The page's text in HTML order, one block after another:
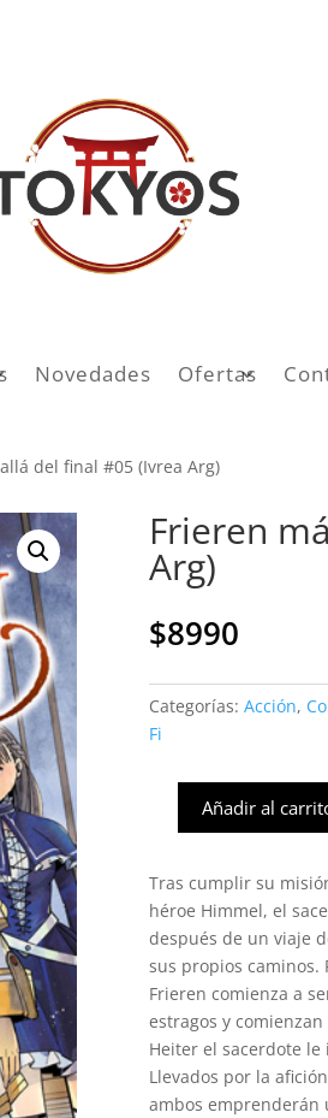
Novedades Ofertas
del final #05 (Ivrea Arg)
Frieren
Arg)
$8990
Categorías: Acción,
Fi
Frieren
allá
del
final
#05
(Ivrea
Arg)
cantidad
Añadir al
Tras cumplir su
héroe Himmel, el
después de un viaje
sus propios caminos.
Frieren comienza a
estragos y
Heiter el sacerdote
Llevados por la
ambos emprenderán